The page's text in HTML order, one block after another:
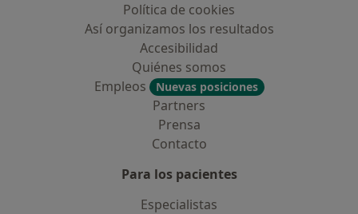
Política de cookies
Así organizamos los resultados
Accesibilidad
Quiénes somos
Empleos
Nuevas posiciones
Partners
Prensa
Contacto
Para los pacientes
Especialistas